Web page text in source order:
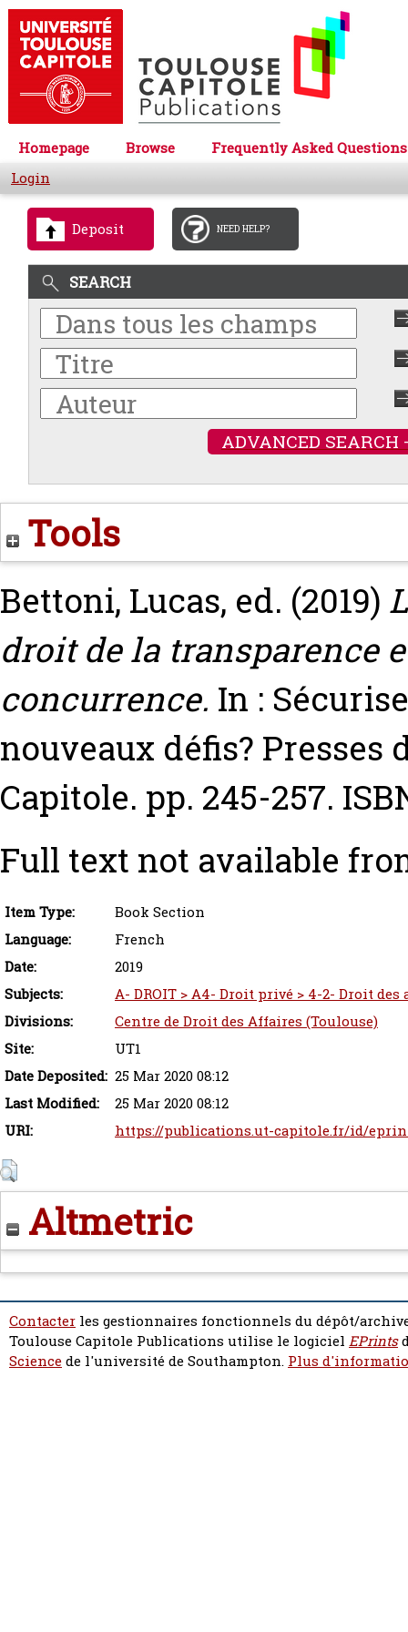
Homepage Browse
Frequently Asked Questions
Login
Deposit NEED HELP?
SEARCH
ADVANCED SEARCH
Tools
Bettoni, Lucas, ed. (2019)
droit de la transparence
concurrence. In :
nouveaux défis? Presses
Capitole. pp. 245-257.
Full text not available
Item Type:
Book Section
Language:
French
Date:
2019
Subjects:
A- DROIT > A4- Droit privé > 4-2- Droit
Divisions:
Centre de Droit des Affaires (Toulouse)
Site:
UT1
Date Deposited: 25 Mar 2020 08:12
Last Modified:
25 Mar 2020 08:12
URI:
https://publications.ut-capitole.fr/id/
Altmetric
Contacter les gestionnaires fonctionnels du dépôt/
Toulouse Capitole Publications utilise le logiciel EPrints
Sciencede l'université de Southampton. Plus